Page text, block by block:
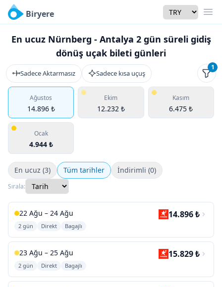
Biryere Currency
En ucuz Nürnberg - Antalya 2 gün süreli gidiş
dönüş uçak bileti günleri
Sadece Aktarmasız Sadece kısa uçuş
1
Ağustos
14.896 ₺
Ekim
12.232 ₺
Kasım
6.475 ₺
Ocak
4.944 ₺
En ucuz (3) Tüm tarihler İndirimli (0)
Sırala:
22 Ağu – 24 Ağu
2 gün Direkt Bagajlı
14.896 ₺
23 Ağu – 25 Ağu
2 gün Direkt Bagajlı
15.829 ₺